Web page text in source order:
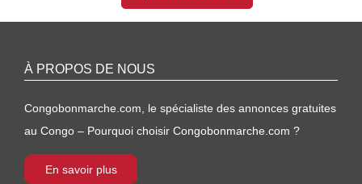
À PROPOS DE NOUS
Congobonmarche.com, le spécialiste des annonces gratuites
au Congo – Pourquoi choisir Congobonmarche.com ?
En savoir plus